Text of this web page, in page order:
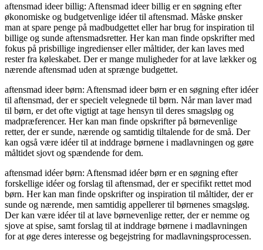
aftensmad ideer billig: Aftensmad ideer billig er en søgning efter
økonomiske og budgetvenlige idéer til aftensmad. Måske ønsker
man at spare penge på madbudgettet eller har brug for inspiration til
billige og sunde aftensmadsretter. Her kan man finde opskrifter med
fokus på prisbillige ingredienser eller måltider, der kan laves med
rester fra køleskabet. Der er mange muligheder for at lave lækker og
nærende aftensmad uden at sprænge budgettet.
aftensmad ideer børn: Aftensmad ideer børn er en søgning efter idéer
til aftensmad, der er specielt velegnede til børn. Når man laver mad
til børn, er det ofte vigtigt at tage hensyn til deres smagsløg og
madpræferencer. Her kan man finde opskrifter på børnevenlige
retter, der er sunde, nærende og samtidig tiltalende for de små. Der
kan også være idéer til at inddrage børnene i madlavningen og gøre
måltidet sjovt og spændende for dem.
aftensmad idéer børn: Aftensmad idéer børn er en søgning efter
forskellige idéer og forslag til aftensmad, der er specifikt rettet mod
børn. Her kan man finde opskrifter og inspiration til måltider, der er
sunde og nærende, men samtidig appellerer til børnenes smagsløg.
Der kan være idéer til at lave børnevenlige retter, der er nemme og
sjove at spise, samt forslag til at inddrage børnene i madlavningen
for at øge deres interesse og begejstring for madlavningsprocessen.